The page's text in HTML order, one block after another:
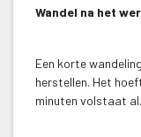
Wandel na het
Een korte
herstellen. Het
minuten volstaat al.